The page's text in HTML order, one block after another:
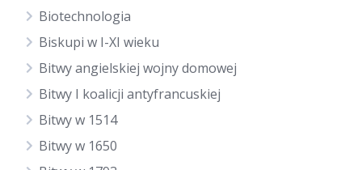
Biotechnologia
Biskupi w I-XI wieku
Bitwy angielskiej wojny domowej
Bitwy I koalicji antyfrancuskiej
Bitwy w 1514
Bitwy w 1650